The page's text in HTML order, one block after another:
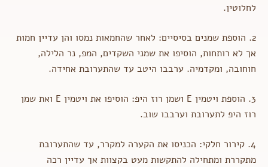
לחלוטין.
2. הוספת שמנים בסיסיים: לאחר שהחמאות נמסו והן עדיין חמות
אך לא רותחות, הוסיפו את שמני השקדים, המפ, נר הלילה,
חוחובה, ומקדמיה. ערבבו היטב עד שהתערובת אחידה.
3. הוספת ויטמין E ושמן רוז היפ: הוסיפו את ויטמין E ואת שמן
רוז היפ לתערובת וערבבו שוב.
4. קירור חלקי: הכניסו את הקערה למקרר, עד שהתערובת
מתקררת ומתחילה להתקשות מעט בקצוות אך עדיין רכה